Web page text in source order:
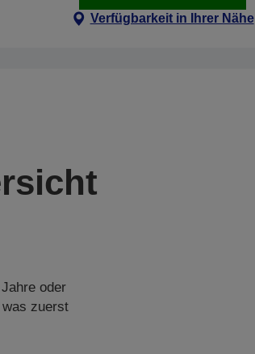
Verfügbarkeit in Ihrer Nähe
oder
zuerst